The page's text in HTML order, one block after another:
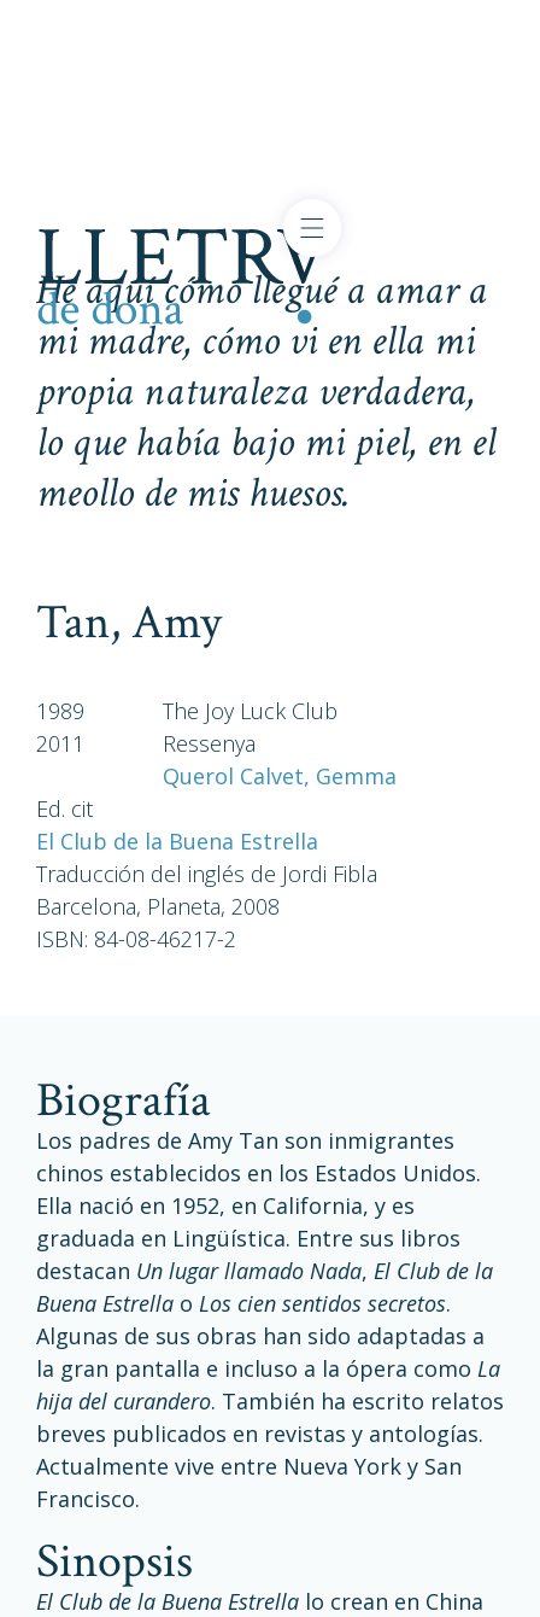
He aquí cómo llegué a amar a
mi madre, cómo vi en ella mi
propia naturaleza verdadera,
lo que había bajo mi piel, en el
meollo de mis huesos.
Tan, Amy
1989
The Joy Luck Club
2011
Ressenya
Querol Calvet, Gemma
Ed. cit
El Club de la Buena Estrella
Traducción del inglés de Jordi Fibla
Barcelona, Planeta, 2008
ISBN: 84-08-46217-2
biografía
Los padres de Amy Tan son inmigrantes
chinos establecidos en los Estados Unidos.
Ella nació en 1952, en California, y es
graduada en Lingüística. Entre sus libros
destacan Un lugar llamado Nada, El Club de la
Buena Estrella o Los cien sentidos secretos.
Algunas de sus obras han sido adaptadas a
la gran pantalla e incluso a la ópera como La
hija del curandero. También ha escrito relatos
breves publicados en revistas y antologías.
Actualmente vive entre Nueva York y San
Francisco.
sinopsis
El Club de la Buena Estrella lo crean en China